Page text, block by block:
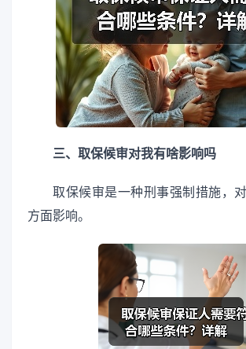
三、取保候审对我有啥影响吗
取保候审是一种刑事强制措施，
方面影响。